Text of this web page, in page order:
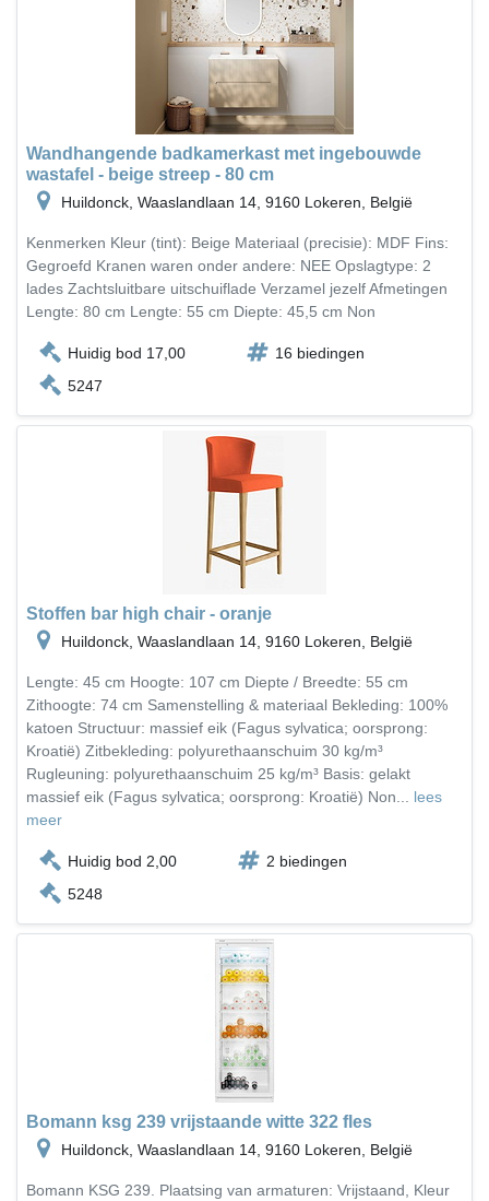
Wandhangende badkamerkast met ingebouwde
wastafel - beige streep - 80 cm
Huildonck, Waaslandlaan 14, 9160 Lokeren, België
Kenmerken Kleur (tint): Beige Materiaal (precisie): MDF Fins:
Gegroefd Kranen waren onder andere: NEE Opslagtype: 2
lades Zachtsluitbare uitschuiflade Verzamel jezelf Afmetingen
Lengte: 80 cm Lengte: 55 cm Diepte: 45,5 cm Non
Huidig bod 17,00
16 biedingen
5247
Stoffen bar high chair - oranje
Huildonck, Waaslandlaan 14, 9160 Lokeren, België
Lengte: 45 cm Hoogte: 107 cm Diepte / Breedte: 55 cm
Zithoogte: 74 cm Samenstelling & materiaal Bekleding: 100%
katoen Structuur: massief eik (Fagus sylvatica; oorsprong:
Kroatië) Zitbekleding: polyurethaanschuim 30 kg/m³
Rugleuning: polyurethaanschuim 25 kg/m³ Basis: gelakt
massief eik (Fagus sylvatica; oorsprong: Kroatië) Non... lees
meer
Huidig bod 2,00
2 biedingen
5248
Bomann ksg 239 vrijstaande witte 322 fles
Huildonck, Waaslandlaan 14, 9160 Lokeren, België
Bomann KSG 239. Plaatsing van armaturen: Vrijstaand, Kleur